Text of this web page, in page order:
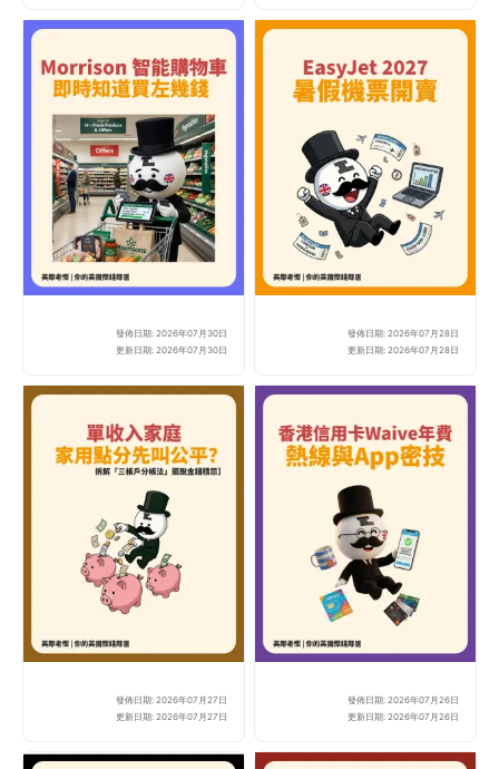
Morrisons 引入
發佈日期: 2026年07月30日
更新日期: 2026年07月30日
發佈日期: 2026年07月28日
更新日期: 2026年07月28日
全職媽媽/爸爸無糧出
發佈日期: 2026年07月27日
更新日期: 2026年07月27日
發佈日期: 2026年07月26日
更新日期: 2026年07月26日